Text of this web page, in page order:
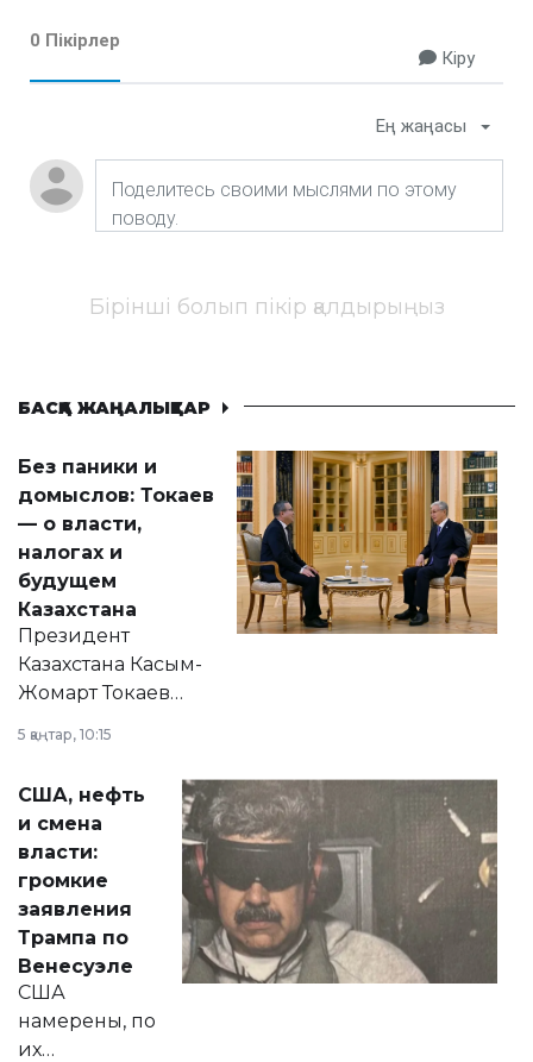
0 Пікірлер
Кіру
Ең жаңасы
Бірінші болып пікір қалдырыңыз
БАСҚА ЖАҢАЛЫҚТАР
Без паники и
домыслов: Токаев
— о власти,
налогах и
будущем
Казахстана
Президент
Казахстана Касым-
Жомарт Токаев
сразу несколько
актуальных тем —
от слухов о
политических
реформах до
вопросов армии,
экономики и
личного здоровья.
5 қаңтар, 10:15
США, нефть
и смена
власти:
громкие
заявления
Трампа по
Венесуэле
США
намерены, по
их